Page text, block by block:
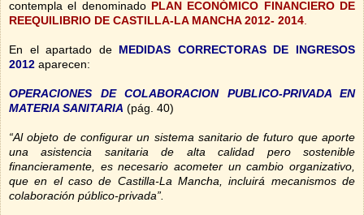
contempla el denominado PLAN ECONÓMICO FINANCIERO DE
REEQUILIBRIO DE CASTILLA-LA MANCHA 2012- 2014
En el apartado de MEDIDAS CORRECTORAS DE INGRESOS
2012 aparecen:
OPERACIONES DE COLABORACION PUBLICO-PRIVADA EN
MATERIA SANITARIA (pág. 40)
“Al objeto de configurar un sistema sanitario de futuro que aporte
una asistencia sanitaria de alta calidad pero sostenible
financieramente, es necesario acometer un cambio organizativo,
que en el caso de Castilla-La Mancha, incluirá mecanismos de
colaboración público-privada”.